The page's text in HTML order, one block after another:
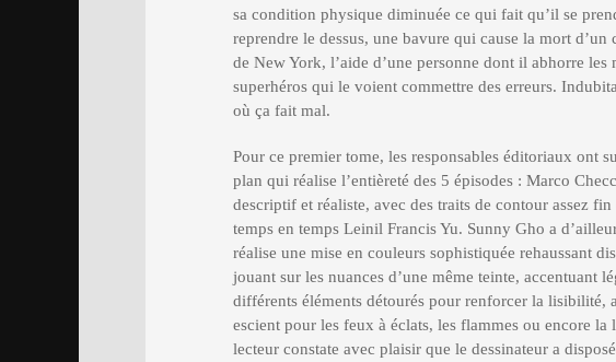
sa condition physique diminuée ce qui fait qu’il se
reprendre le dessus, une bavure qui cause la mort
de New York, l’aide d’une personne dont il abhorre les
superhéros qui le voient commettre des erreurs.
où ça fait mal.
Pour ce premier tome, les responsables éditoriaux ont
plan qui réalise l’entièreté des 5 épisodes : Marco
descriptif et réaliste, avec des traits de contour assez
temps en temps Leinil Francis Yu. Sunny Gho a
réalise une mise en couleurs sophistiquée rehaussant
jouant sur les nuances d’une même teinte, accentuant
différents éléments détourés pour renforcer la lisibilité,
escient pour les feux à éclats, les flammes ou encore
lecteur constate avec plaisir que le dessinateur a